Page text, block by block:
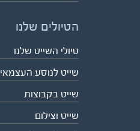
הטיולים שלנו
טיולי השייט שלנו
שייט לנוסע העצמאי
שייט בקבוצות
שייט וצילום